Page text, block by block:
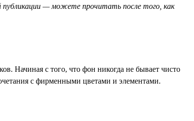
публикации — можете прочитать после того, как
Начиная с того, что фон никогда не бывает чисто
с фирменными цветами и элементами.